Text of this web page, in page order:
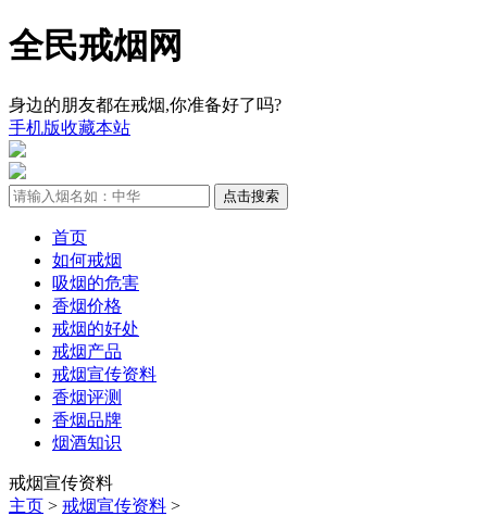
全民戒烟网
身边的朋友都在戒烟,你准备好了吗?
手机版收藏本站
首页
如何戒烟
吸烟的危害
香烟价格
戒烟的好处
戒烟产品
戒烟宣传资料
香烟评测
香烟品牌
烟酒知识
戒烟宣传资料
主页 > 戒烟宣传资料 >